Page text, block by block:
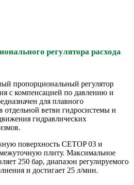
регулятора расхода
пропорциональный регулятор
с компенсацией по давлению и
для плавного
отдельной ветви гидросистемы и
гидравлических
поверхность CETOP 03 и
плиту. Максимальное
250 бар, диапазон регулируемого
и достигает 25 л/мин.